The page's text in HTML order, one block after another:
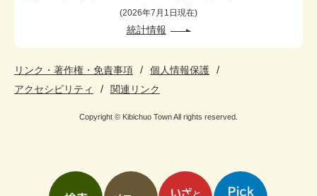
検
メ
い
pickup
2026年7月1日現在
統計情報
リンク・著作権・免責事項
個人情報保護
アクセシビリティ
関連リンク
Copyright © Kibichuo Town All rights reserved.